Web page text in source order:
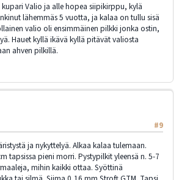
kupari Valio ja alle hopea siipikirppu, kylä
lähemmäs 5 vuotta, ja kalaa on tullu sisä
valio oli ensimmäinen pilkki jonka ostin,
Hauet kyllä ikävä kyllä pitävät valiosta
ahven pilkillä.
#9
ja nykyttelyä. Alkaa kalaa tulemaan.
tapsissa pieni morri. Pystypilkit yleensä n. 5-7
mihin kaikki ottaa. Syöttinä